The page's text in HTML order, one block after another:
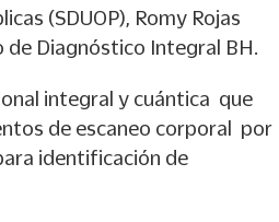
(SDUOP), Romy Rojas
de Diagnóstico Integral BH.
integral y cuántica que
de escaneo corporal por
identificación de